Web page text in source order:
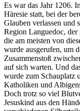
Es war das Jahr 1206.
Häresie statt, bei der
Glauben verlassen und
Region Languedoc,
die am meisten von
wurde ausgerufen, um
Zusammenstoß
auf sich warten. Und
wurde zum Schauplatz
Katholiken und
Doch trotz so viel
Jesuskind aus den